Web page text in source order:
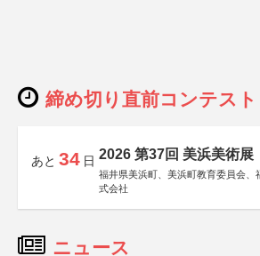
締め切り直前コンテスト
あと 34 日 2026 第37回 美浜美術展
福井県美浜町、美浜町教育委員会、
式会社
ニュース